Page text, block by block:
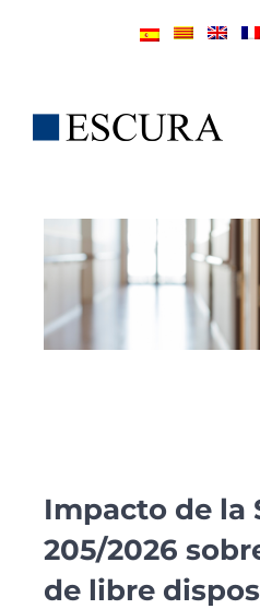
Impacto de la
205/2026
de libre